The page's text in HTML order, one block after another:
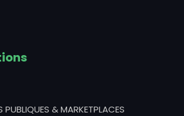
PUBLIQUES & MARKETPLACES